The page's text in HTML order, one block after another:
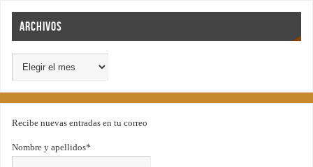
Archivos
Recibe nuevas entradas en tu correo
Nombre y apellidos*